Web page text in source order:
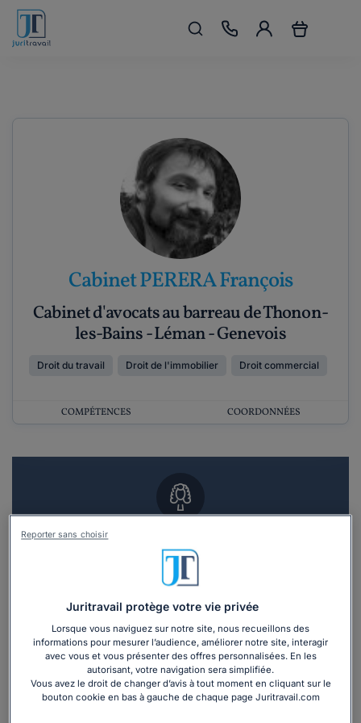
Cabinet PERERA François
Cabinet d'avocats au barreau de Thonon-
les-Bains - Léman - Genevois
Droit du travail Droit de l'immobilier Droit commercial
COMPÉTENCES COORDONNÉES
Vous souhaitez un RDV en cabinet avec un
avocat ?
3 devis en 48h
Juritravail protège votre vie privée
Lorsque vous naviguez sur notre site, nous recueillons des
informations pour mesurer l’audience, améliorer notre site, interagir
avec vous et vous présenter des offres personnalisées. En les
autorisant, votre navigation sera simplifiée.
Vous avez le droit de changer d’avis à tout moment en cliquant sur le
bouton cookie en bas à gauche de chaque page Juritravail.com
Reporter sans choisir